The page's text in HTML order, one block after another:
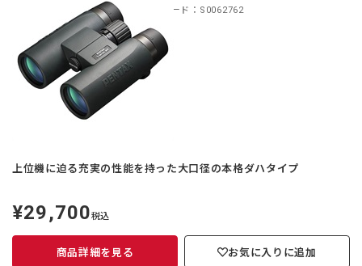
商品コード：S0062762
上位機に迫る充実の性能を持った大口径の本格ダハタイプ
定
価
¥29,700税込
商品詳細を見る お気に入りに追加